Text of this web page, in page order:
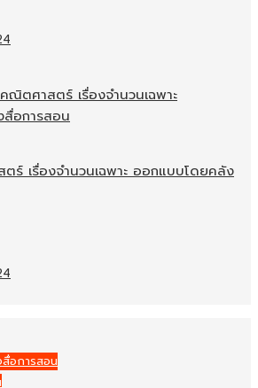
ร์ เรื่องจำนวนเฉพาะ ออกแบบโดยคลัง
อการสอน